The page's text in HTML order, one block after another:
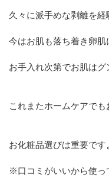
久々に派手めな剥離を経
今はお肌も落ち着き卵
お手入れ次第でお肌はグ
これまたホームケアでも
お化粧品選びは重要です
※口コミがいいから使っ